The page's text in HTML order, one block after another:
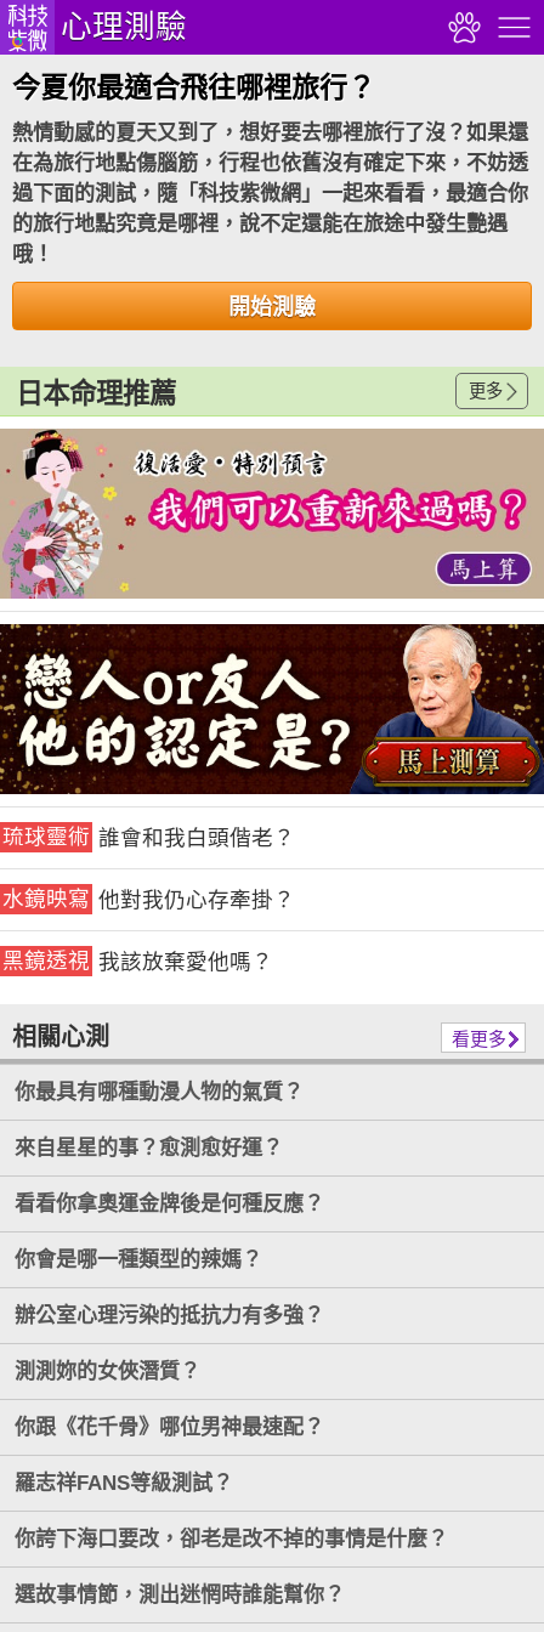
心理測驗
今夏你最適合飛往哪裡旅行？
熱情動感的夏天又到了，想好要去哪裡旅行了沒？如果還
在為旅行地點傷腦筋，行程也依舊沒有確定下來，不妨透
過下面的測試，隨「科技紫微網」一起來看看，最適合你
的旅行地點究竟是哪裡，說不定還能在旅途中發生艷遇
哦！
開始測驗
日本命理推薦 更多
琉球靈術 誰會和我白頭偕老？
水鏡映寫 他對我仍心存牽掛？
黑鏡透視 我該放棄愛他嗎？
相關心測 看更多
你最具有哪種動漫人物的氣質？
來自星星的事？愈測愈好運？
看看你拿奧運金牌後是何種反應？
你會是哪一種類型的辣媽？
辦公室心理污染的抵抗力有多強？
測測妳的女俠潛質？
你跟《花千骨》哪位男神最速配？
羅志祥FANS等級測試？
你誇下海口要改，卻老是改不掉的事情是什麼？
選故事情節，測出迷惘時誰能幫你？